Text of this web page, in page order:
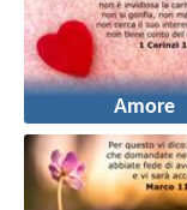
Amore